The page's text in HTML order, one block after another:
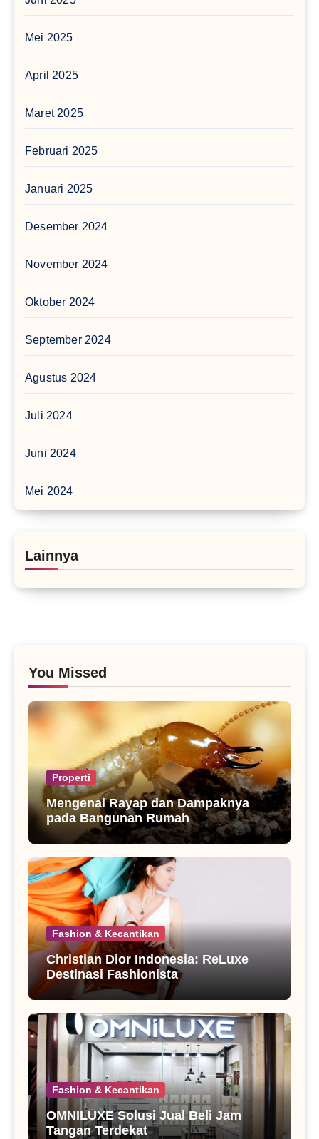
Mei 2025
April 2025
Maret 2025
Februari 2025
Januari 2025
Desember 2024
November 2024
Oktober 2024
September 2024
Agustus 2024
Juli 2024
Juni 2024
Mei 2024
Lainnya
You Missed
Properti
Mengenal Rayap dan Dampaknya
pada Bangunan Rumah
Fashion & Kecantikan
Christian Dior Indonesia: ReLuxe
Destinasi Fashionista
Fashion & Kecantikan
OMNILUXE Solusi Jual Beli Jam
Tangan Terdekat